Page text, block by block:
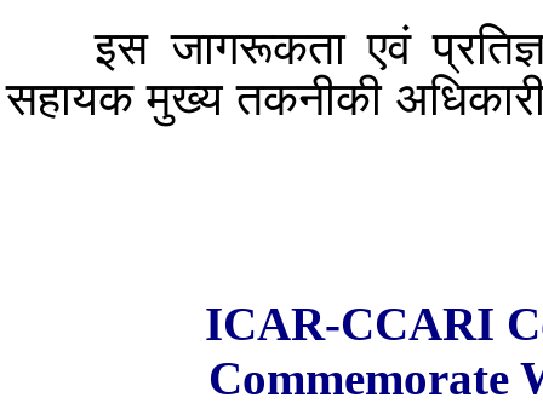
इस जागरूकता एवं
सहायक मुख्य तकनीकी अधिकारी
ICAR-CCARI
Commemorate